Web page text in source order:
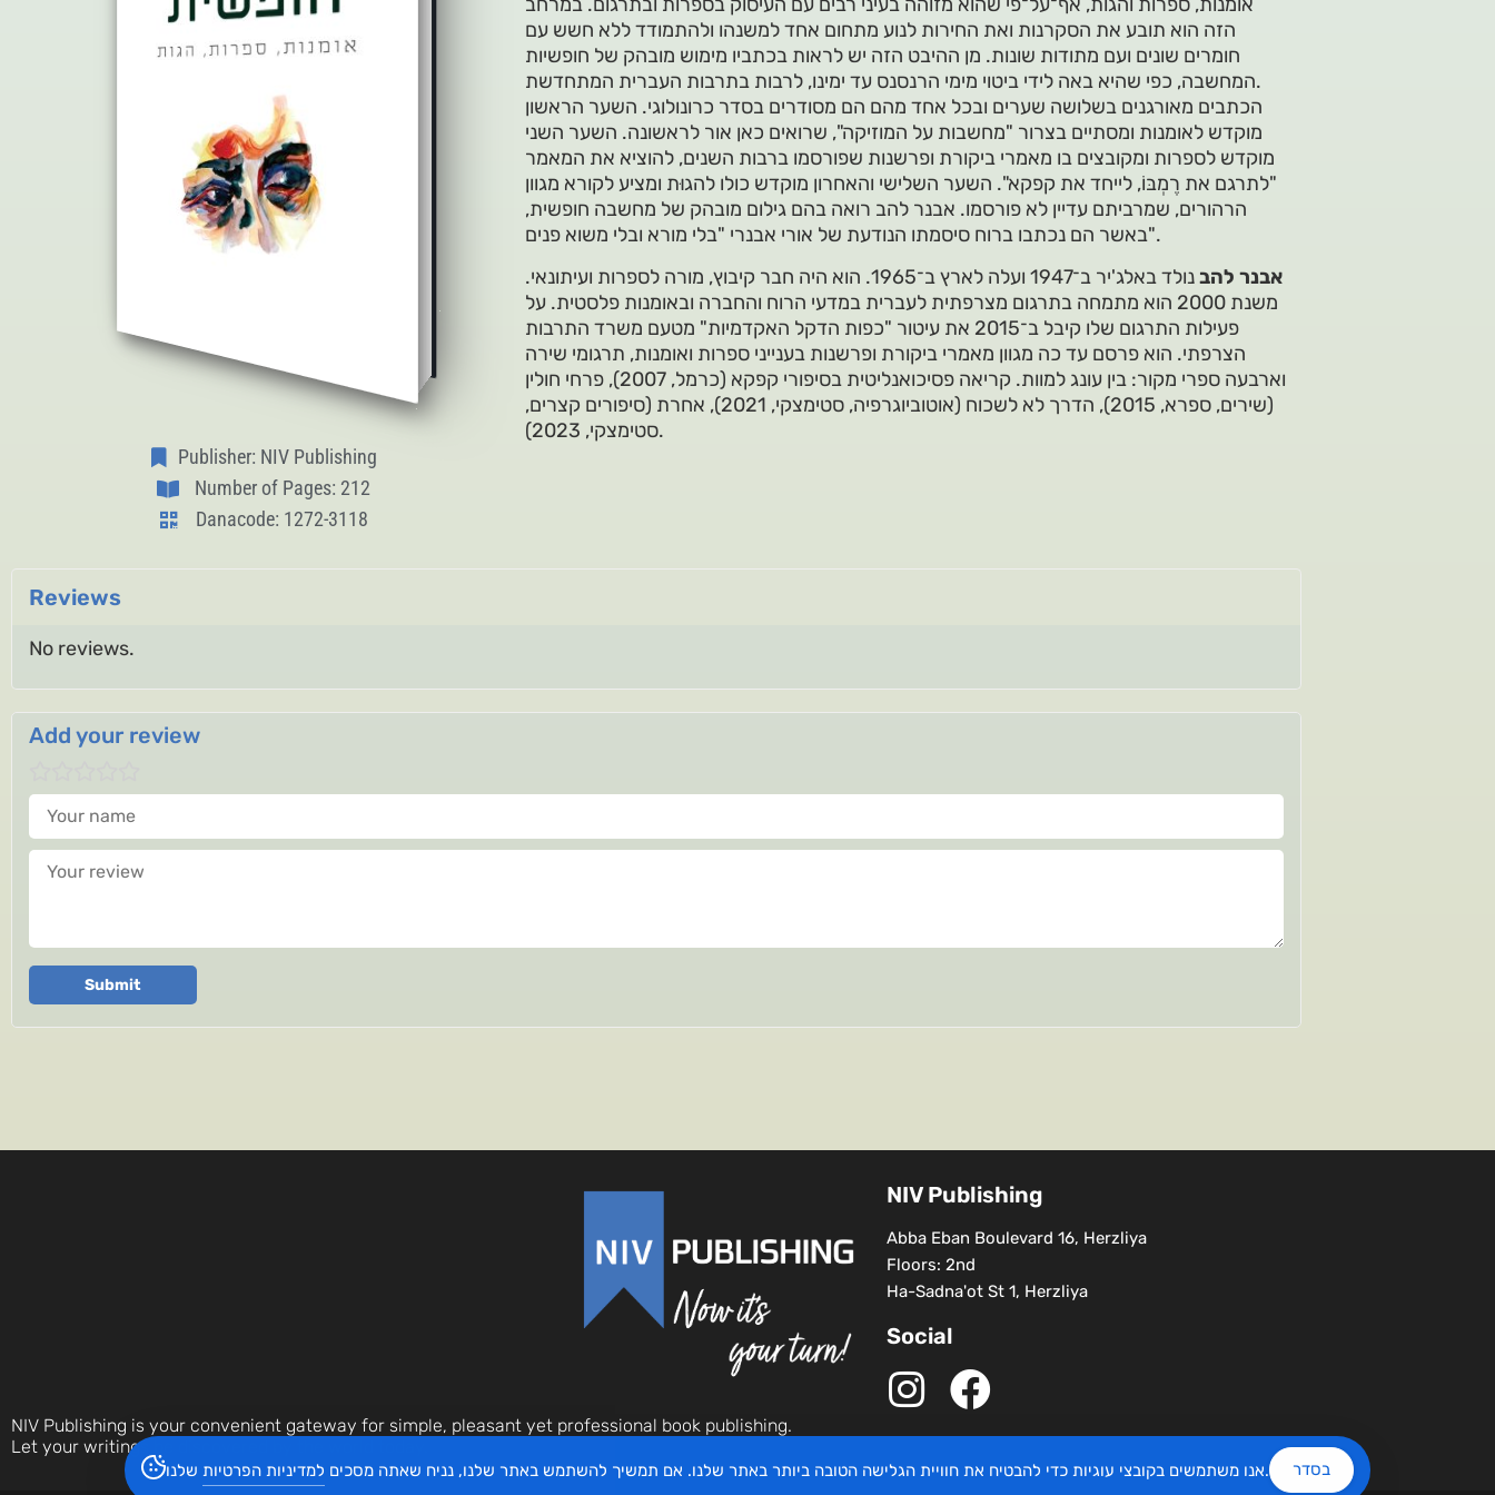
Publisher: NIV Publishing
Number of Pages: 212
Danacode: 1272-3118
הזה הוא תובע את הסקרנות ואת החירות לנוע מתחום אחד למשנהו ולהתמודד ללא חשש עם
חומרים שונים ועם מתודות שונות. מן ההיבט הזה יש לראות בכתביו מימוש מובהק של חופשיות
המחשבה, כפי שהיא באה לידי ביטוי מימי הרנסנס עד ימינו, לרבות בתרבות העברית המתחדשת.
הכתבים מאורגנים בשלושה שערים ובכל אחד מהם הם מסודרים בסדר כרונולוגי. השער הראשון
מוקדש לאומנות ומסתיים בצרור "מחשבות על המוזיקה", שרואים כאן אור לראשונה. השער השני
מוקדש לספרות ומקובצים בו מאמרי ביקורת ופרשנות שפורסמו ברבות השנים, להוציא את המאמר
"לתרגם את רֶמְבּוֹ, לייחד את קפקא". השער השלישי והאחרון מוקדש כולו להגוּת ומציע לקורא מגוון
הרהורים, שמרביתם עדיין לא פורסמו. אבנר להב רואה בהם גילום מובהק של מחשבה חופשית,
באשר הם נכתבו ברוח סיסמתו הנודעת של אורי אבנרי "בלי מורא ובלי משוא פנים".
אבנר להב
נולד באלג'יר ב־1947 ועלה לארץ ב־1965. הוא היה חבר קיבוץ, מורה לספרות ועיתונאי.
משנת 2000 הוא מתמחה בתרגום מצרפתית לעברית במדעי הרוח והחברה ובאומנות פלסטית. על
פעילות התרגום שלו קיבל ב־2015 את עיטור "כפות הדקל האקדמיות" מטעם משרד התרבות
הצרפתי. הוא פרסם עד כה מגוון מאמרי ביקורת ופרשנות בענייני ספרות ואומנות, תרגומי שירה
וארבעה ספרי מקור: בין עונג למוות. קריאה פסיכואנליטית בסיפורי קפקא (כרמל, 2007), פרחי חולין
(שירים, ספרא, 2015), הדרך לא לשכוח (אוטוביוגרפיה, סטימצקי, 2021), אחרת (סיפורים קצרים,
סטימצקי, 2023).
Reviews
No reviews.
Add your review
Your name
Your review
Submit
NIV Publishing is your convenient gateway for simple, pleasant yet professional book publishing.
Let your writings be discovered by the world today.
NIV Publishing
Abba Eban Boulevard 16, Herzliya
Floors: 2nd
Ha-Sadna'ot St 1, Herzliya
Social
אנו משתמשים בקובצי עוגיות כדי להבטיח את חוויית הגלישה הטובה ביותר באתר שלנו. אם תמשיך להשתמש באתר שלנו, נניח שאתה מסכים למדיניות הפרטיות שלנו. בסדר